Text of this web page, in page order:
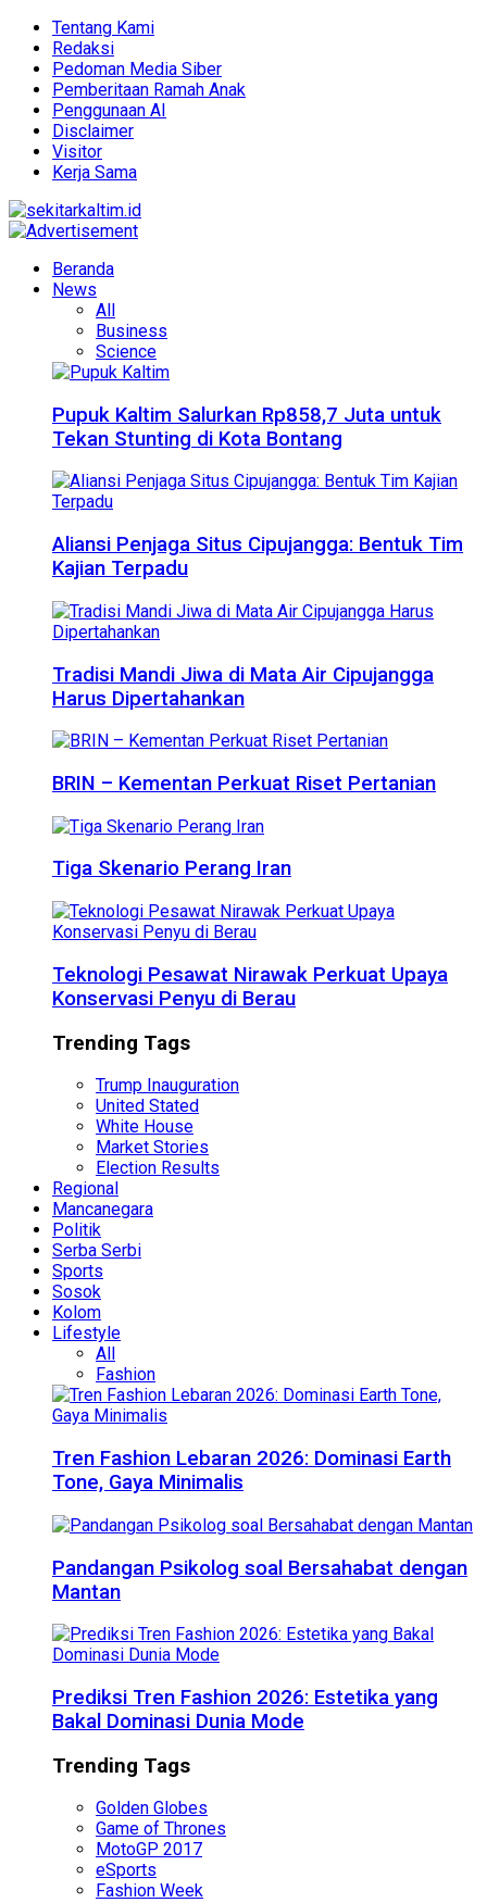
Tentang Kami
Redaksi
Pedoman Media Siber
Pemberitaan Ramah Anak
Penggunaan AI
Disclaimer
Visitor
Kerja Sama
Beranda
News
All
Business
Science
Pupuk Kaltim Salurkan Rp858,7 Juta untuk
Tekan Stunting di Kota Bontang
Aliansi Penjaga Situs Cipujangga: Bentuk Tim
Kajian Terpadu
Tradisi Mandi Jiwa di Mata Air Cipujangga
Harus Dipertahankan
BRIN – Kementan Perkuat Riset Pertanian
Tiga Skenario Perang Iran
Teknologi Pesawat Nirawak Perkuat Upaya
Konservasi Penyu di Berau
Trending Tags
Trump Inauguration
United Stated
White House
Market Stories
Election Results
Regional
Mancanegara
Politik
Serba Serbi
Sports
Sosok
Kolom
Lifestyle
All
Fashion
Tren Fashion Lebaran 2026: Dominasi Earth
Tone, Gaya Minimalis
Pandangan Psikolog soal Bersahabat dengan
Mantan
Prediksi Tren Fashion 2026: Estetika yang
Bakal Dominasi Dunia Mode
Trending Tags
Golden Globes
Game of Thrones
MotoGP 2017
eSports
Fashion Week